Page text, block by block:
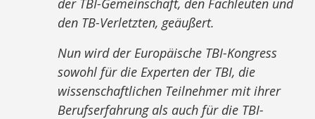
den TB-Verletzten, geäußert.
Nun wird der Europäische TBI-Kongress
sowohl für die Experten der TBI, die
wissenschaftlichen Teilnehmer mit ihrer
Berufserfahrung als auch für die TBI-